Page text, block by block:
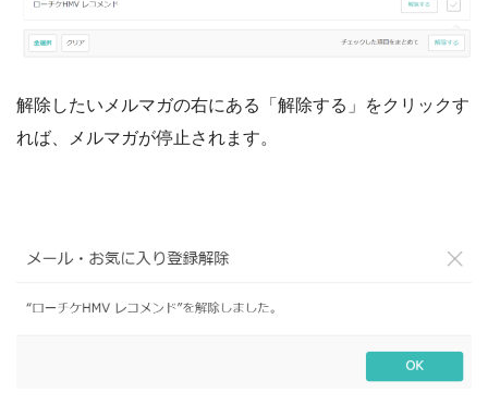
解除したいメルマガの右にある「解除する」をクリックす
れば、メルマガが停止されます。